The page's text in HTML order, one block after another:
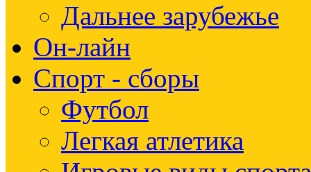
Дальнее зарубежье
Он-лайн
Спорт - сборы
Футбол
Легкая атлетика